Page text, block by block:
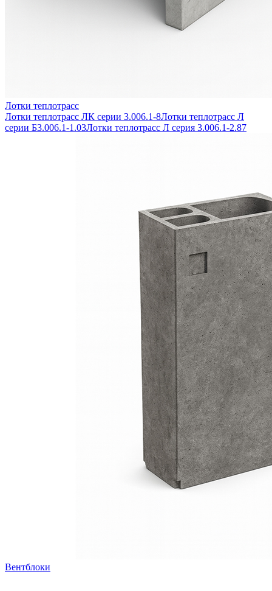
Лотки теплотрасс
Лотки теплотрасс ЛК серии 3.006.1-8Лотки теплотрасс Л
серии Б3.006.1-1.03Лотки теплотрасс Л серия 3.006.1-2.87
Вентблоки